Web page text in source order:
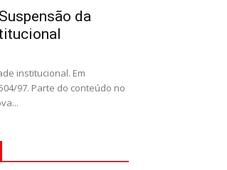
da
institucional. Em
97. Parte do conteúdo no